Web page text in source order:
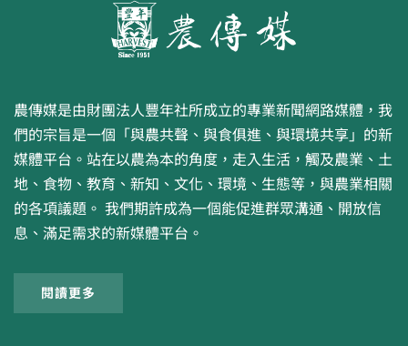
農傳媒是由財團法人豐年社所成立的專業新聞網路媒體，我
們的宗旨是一個「與農共聲、與食俱進、與環境共享」的新
媒體平台。站在以農為本的角度，走入生活，觸及農業、土
地、食物、教育、新知、文化、環境、生態等，與農業相關
的各項議題。 我們期許成為一個能促進群眾溝通、開放信
息、滿足需求的新媒體平台。
閱讀更多